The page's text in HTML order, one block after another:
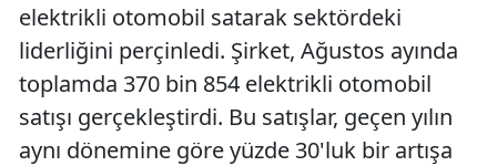
elektrikli otomobil satarak sektördeki
liderliğini perçinledi. Şirket, Ağustos ayında
toplamda 370 bin 854 elektrikli otomobil
satışı gerçekleştirdi. Bu satışlar, geçen yılın
aynı dönemine göre yüzde 30'luk bir artışa